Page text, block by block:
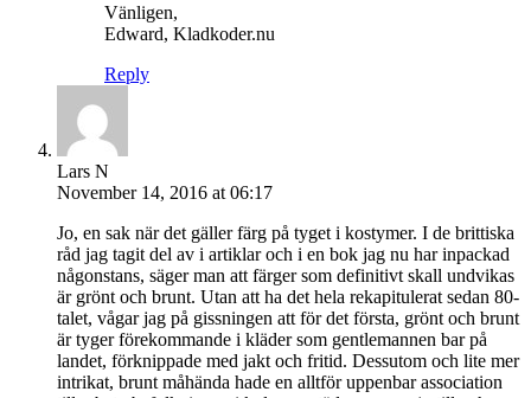
Vänligen,
Edward, Kladkoder.nu
Reply
Lars N
November 14, 2016 at 06:17
Jo, en sak när det gäller färg på tyget i kostymer. I de brittiska
råd jag tagit del av i artiklar och i en bok jag nu har inpackad
någonstans, säger man att färger som definitivt skall undvikas
är grönt och brunt. Utan att ha det hela rekapitulerat sedan 80-
talet, vågar jag på gissningen att för det första, grönt och brunt
är tyger förekommande i kläder som gentlemannen bar på
landet, förknippade med jakt och fritid. Dessutom och lite mer
intrikat, brunt måhända hade en alltför uppenbar association